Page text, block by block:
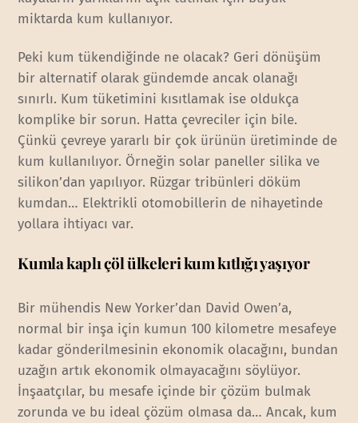
miktarda kum kullanıyor.
Peki kum tükendiğinde ne olacak? Geri dönüşüm
bir alternatif olarak gündemde ancak olanağı
sınırlı. Kum tüketimini kısıtlamak ise oldukça
komplike bir sorun. Hatta çevreciler için bile.
Çünkü çevreye yararlı bir çok ürünün üretiminde de
kum kullanılıyor. Örneğin solar paneller silika ve
silikon’dan yapılıyor. Rüzgar tribünleri döküm
kumdan… Elektrikli otomobillerin de nihayetinde
yollara ihtiyacı var.
Kumla kaplı çöl ülkeleri kum kıtlığı yaşıyor
Bir mühendis New Yorker’dan David Owen’a,
normal bir inşa için kumun 100 kilometre mesafeye
kadar gönderilmesinin ekonomik olacağını, bundan
uzağın artık ekonomik olmayacağını söylüyor.
İnşaatçılar, bu mesafe içinde bir çözüm bulmak
zorunda ve bu ideal çözüm olmasa da… Ancak, kum